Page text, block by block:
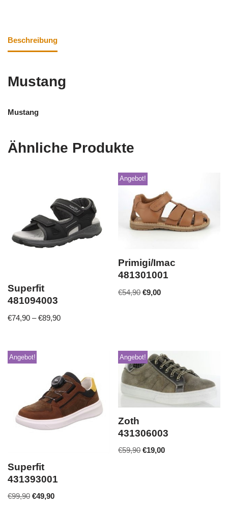
Beschreibung
Mustang
Mustang
Ähnliche Produkte
Superfit
481094003
€74,90 –€89,90
Angebot!
Primigi/Imac
481301001
€54,90 €9,00
Angebot!
Superfit
431393001
€99,90 €49,90
Angebot!
Zoth
431306003
€59,90 €19,00